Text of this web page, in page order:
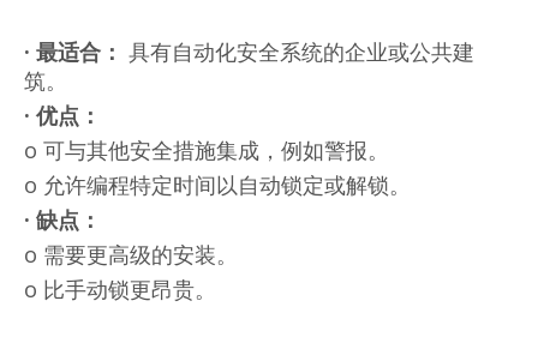
· 最适合： 具有自动化安全系统的企业或公共建
筑。
· 优点：
o 可与其他安全措施集成，例如警报。
o 允许编程特定时间以自动锁定或解锁。
· 缺点：
o 需要更高级的安装。
o 比手动锁更昂贵。